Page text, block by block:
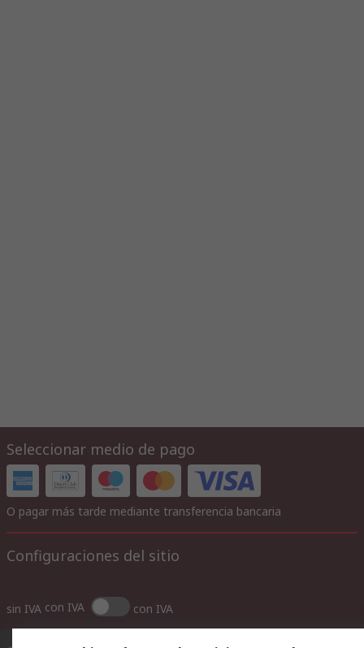
Seleccionar medio de pago
O pagar más tarde mediante transferencia bancaria
Configuraciones del sitio
sin IVA con IVA con IVA